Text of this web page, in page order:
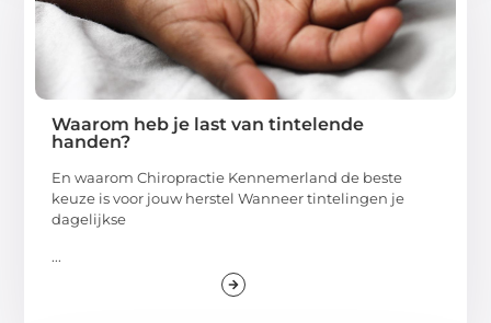
Waarom heb je last van tintelende
handen?
En waarom Chiropractie Kennemerland de beste
keuze is voor jouw herstel Wanneer tintelingen je
dagelijkse
...